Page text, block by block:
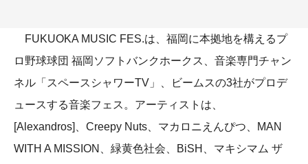
FUKUOKA MUSIC FES.は、福岡に本拠地を構えるプ
ロ野球球団 福岡ソフトバンクホークス、音楽専門チャン
ネル「スペースシャワーTV」、ビームスの3社がプロデ
ュースする音楽フェス。アーティストは、
[Alexandros]、Creepy Nuts、マカロニえんぴつ、MAN
WITH A MISSION、緑黄色社会、BiSH、マキシマム ザ